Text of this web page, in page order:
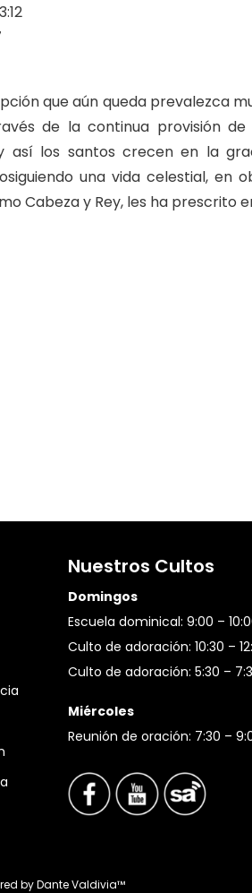
que aún queda prevalezca
de la continua provisión
así los santos crecen en la
una vida celestial, en
Cabeza y Rey, les ha prescrito
Nuestros Cultos
Domingos
Escuela dominical: 9:00 –
Culto de adoración: 10:30 –
Culto de adoración: 5:30 –
Miércoles
Reunión de oración: 7:30 –
byDante Valdivia™